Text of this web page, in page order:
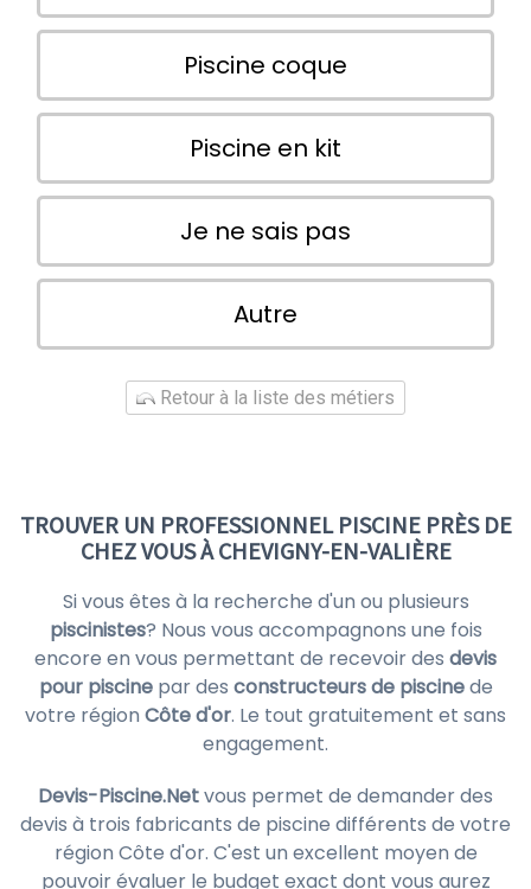
Piscine coque
Piscine en kit
Je ne sais pas
Autre
Retour à la liste des métiers
TROUVER UN PROFESSIONNEL PISCINE PRÈS DE
CHEZ VOUS À CHEVIGNY-EN-VALIÈRE
Si vous êtes à la recherche d'un ou plusieurs
piscinistes? Nous vous accompagnons une fois
encore en vous permettant de recevoir des devis
pour piscinepar des constructeurs de piscinede
votre région Côte d'or. Le tout gratuitement et sans
engagement.
Devis-Piscine.Netvous permet de demander des
devis à trois fabricants de piscine différents de votre
région Côte d'or. C'est un excellent moyen de
pouvoir évaluer le budget exact dont vous aurez